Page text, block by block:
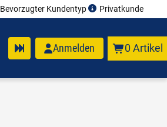
Bevorzugter Kundentyp Privatkunde
Anmelden 0 Artikel